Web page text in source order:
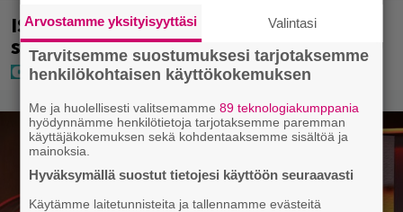
IS: Hjalliksen ja Jasminen häissä
suomalainen supertähti
Arvostamme yksityisyyttäsi Valintasi
Tarvitsemme suostumuksesi tarjotaksemme
henkilökohtaisen käyttökokemuksen
Me ja huolellisesti valitsemamme89 teknologiakumppania
hyödynnämme henkilötietoja tarjotaksemme paremman
käyttäjäkokemuksen sekä kohdentaaksemme sisältöä ja
mainoksia.
Hyväksymällä suostut tietojesi käyttöön seuraavasti
Käytämme laitetunnisteita ja tallennamme evästeitä